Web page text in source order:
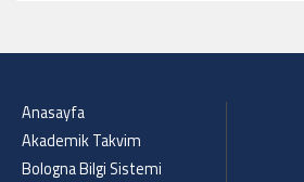
Anasayfa
Akademik Takvim
Bologna Bilgi Sistemi